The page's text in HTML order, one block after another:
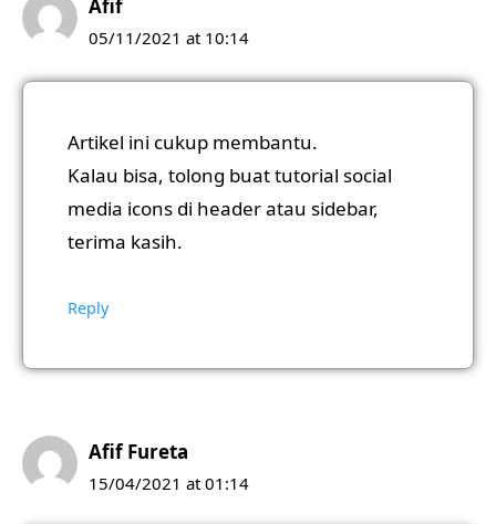
Afif
05/11/2021 at 10:14
Artikel ini cukup membantu.
Kalau bisa, tolong buat tutorial social
media icons di header atau sidebar,
terima kasih.
Reply
Afif Fureta
15/04/2021 at 01:14